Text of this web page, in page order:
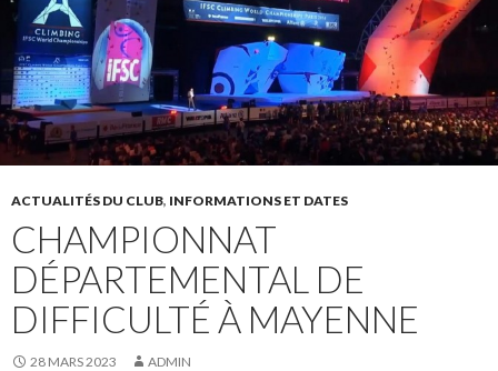
ACTUALITÉS DU CLUB, INFORMATIONS ET DATES
CHAMPIONNAT
DÉPARTEMENTAL DE
DIFFICULTÉ À MAYENNE
28 MARS 2023 ADMIN